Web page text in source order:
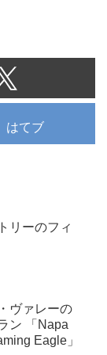
はてブ
リーのフィ
ヴァレーの
ン 「Napa
Eagle」